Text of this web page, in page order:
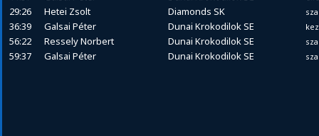
29:26 Hetei Zsolt Diamonds SK
36:39 Galsai Péter Dunai Krokodilok SE
56:22 Ressely Norbert Dunai Krokodilok SE
59:37 Galsai Péter Dunai Krokodilok SE